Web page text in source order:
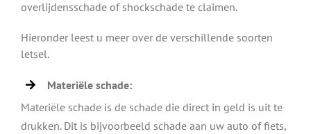
overlijdensschade of shockschade te claimen.
Hieronder leest u meer over de verschillende soorten
letsel.
Materiële schade:
Materiële schade is de schade die direct in geld is uit te
drukken. Dit is bijvoorbeeld schade aan uw auto of fiets,